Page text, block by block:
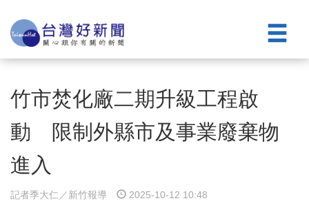
竹市焚化廠二期升級工程啟
動 限制外縣市及事業廢棄物
進入
記者季大仁／新竹報導 2025-10-12 10:48